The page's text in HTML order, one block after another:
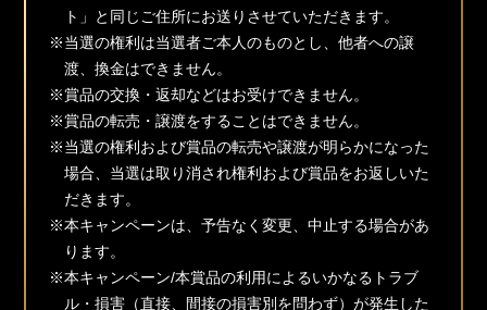
ト」と同じご住所にお送りさせていただきます。
※当選の権利は当選者ご本人のものとし、他者への譲
渡、換金はできません。
※賞品の交換・返却などはお受けできません。
※賞品の転売・譲渡をすることはできません。
※当選の権利および賞品の転売や譲渡が明らかになった
場合、当選は取り消され権利および賞品をお返しいた
だきます。
※本キャンペーンは、予告なく変更、中止する場合があ
ります。
※本キャンペーン/本賞品の利用によるいかなるトラブ
ル・損害（直接、間接の損害別を問わず）が発生した